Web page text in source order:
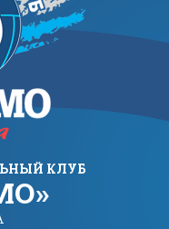
КЛУБ